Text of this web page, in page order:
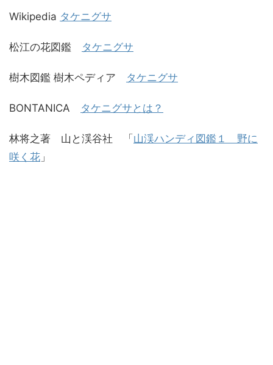
Wikipedia タケニグサ
松江の花図鑑 タケニグサ
樹木図鑑 樹木ペディア タケニグサ
BONTANICA タケニグサとは？
林将之著 山と渓谷社 「山渓ハンディ図鑑１ 野に
咲く花 」